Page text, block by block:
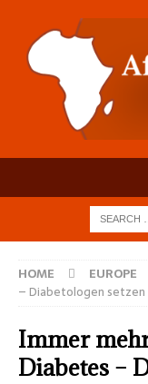
HOME EUROPE
– Diabetologen setzen
Immer
Diabetes –